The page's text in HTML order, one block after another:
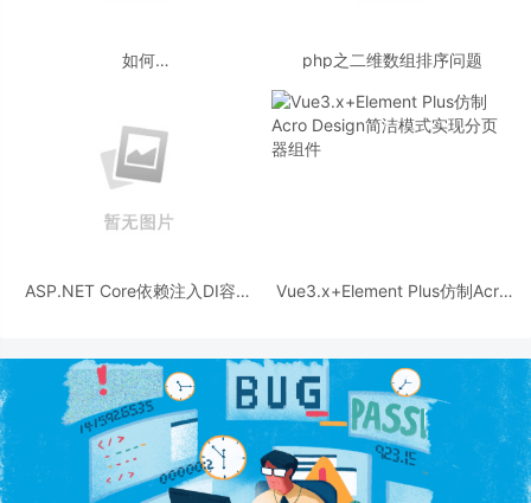
如何
php之二维数组排序问题
ASP.NET Core依赖注入DI容器
Vue3.x+Element Plus仿制Acro